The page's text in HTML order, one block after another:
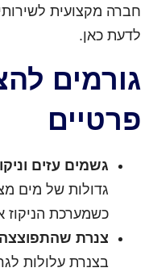
חברה מקצועית
לדעת כאן.
גורמים
פרטיים
גשמים עזים
גדולות של מים
כשמערכת הניקוז
צנרת שהתפוצצה
בצנרת עלולות